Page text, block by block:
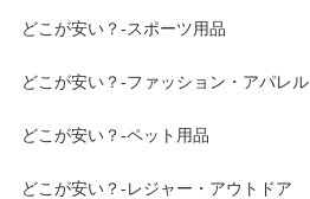
どこが安い？-スポーツ用品
どこが安い？-ファッション・アパレル
どこが安い？-ペット用品
どこが安い？-レジャー・アウトドア